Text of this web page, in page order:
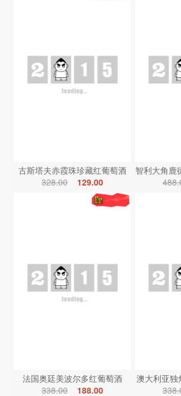
古斯塔夫赤霞珠珍藏红葡萄酒
328.00
129.00
智利大角鹿
法国奥廷美波尔多红葡萄酒
338.00
188.00
澳大利亚独